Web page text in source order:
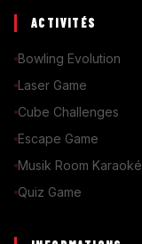
ACTIVITÉS
Bowling Evolution
Laser Game
Cube Challenges
Escape Game
Musik Room Karaoké
Quiz Game